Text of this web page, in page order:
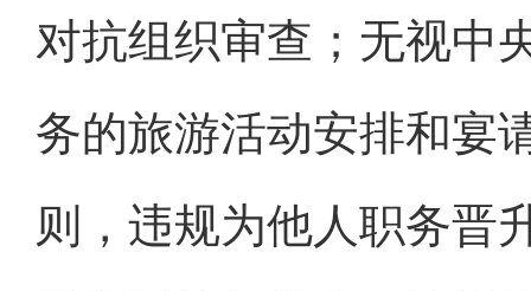
对抗组织审查；无视中
务的旅游活动安排和宴
则，违规为他人职务晋